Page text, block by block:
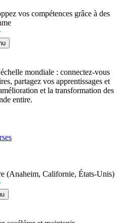
vos compétences grâce à des
mondiale : connectez-vous
partagez vos apprentissages et
et la transformation des
entire.
(Anaheim, Californie, États-Unis)